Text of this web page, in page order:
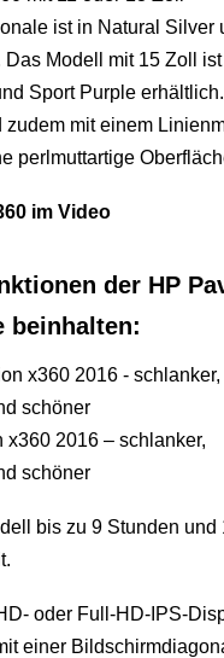
ist in Natural Silver
Modell mit 15 Zoll
Sport Purple
zudem mit einem
perlmuttartige
im Video
der HP
beinhalten:
x360 2016 – schlanker,
schöner
bis zu 9 Stunden und
oder Full-HD-IPS-
einer